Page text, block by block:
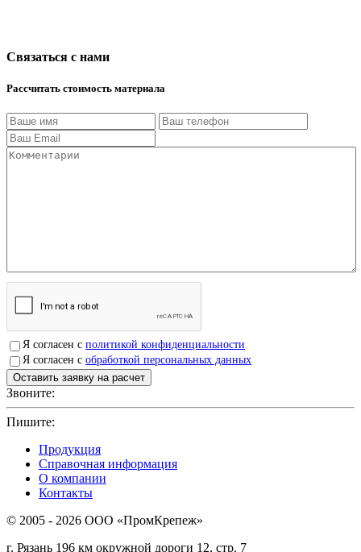
Связаться с нами
Рассчитать стоимость материала
Я согласен с политикой конфиденциальности
Я согласен с обработкой персональных данных
Звоните:
Пишите:
Продукция
Справочная информация
О компании
Контакты
© 2005 - 2026 OOO «ПромКрепеж»
г. Рязань 196 км окружной дороги 12, стр. 7